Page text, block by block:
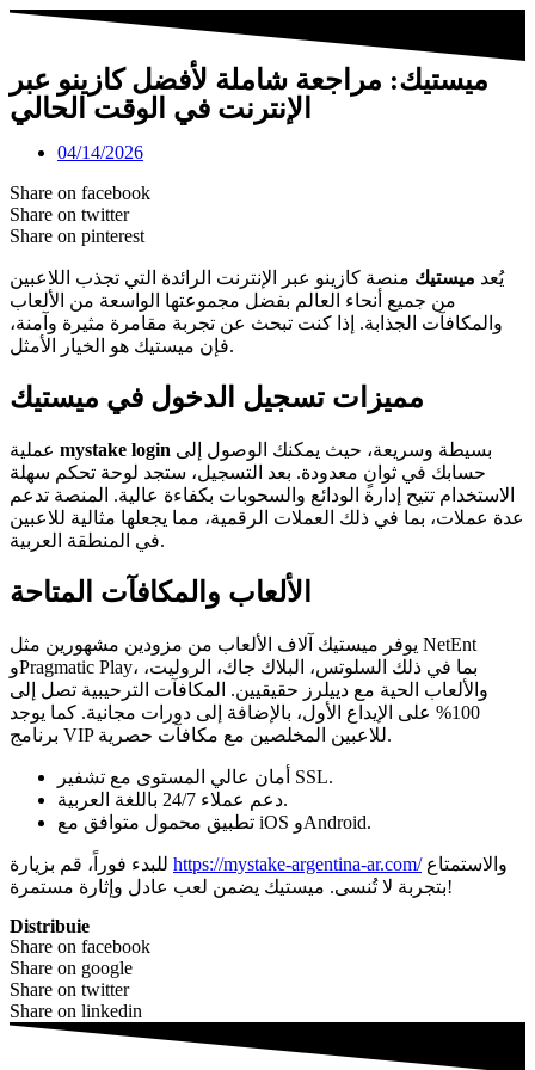
ميستيك: مراجعة شاملة لأفضل كازينو عبر
الإنترنت في الوقت الحالي
04/14/2026
Share on facebook
Share on twitter
Share on pinterest
يُعد ميستيك منصة كازينو عبر الإنترنت الرائدة التي تجذب اللاعبين
من جميع أنحاء العالم بفضل مجموعتها الواسعة من الألعاب
والمكافآت الجذابة. إذا كنت تبحث عن تجربة مقامرة مثيرة وآمنة،
فإن ميستيك هو الخيار الأمثل.
مميزات تسجيل الدخول في ميستيك
mystake login
حسابك في ثوانٍ معدودة. بعد التسجيل، ستجد لوحة تحكم سهلة
الاستخدام تتيح إدارة الودائع والسحوبات بكفاءة عالية. المنصة تدعم
عدة عملات، بما في ذلك العملات الرقمية، مما يجعلها مثالية للاعبين
في المنطقة العربية.
الألعاب والمكافآت المتاحة
يوفر ميستيك آلاف الألعاب من مزودين مشهورين مثل NetEnt
وPragmatic Play، بما في ذلك السلوتس، البلاك جاك، الروليت،
والألعاب الحية مع دييلرز حقيقيين. المكافآت الترحيبية تصل إلى
100% على الإيداع الأول، بالإضافة إلى دورات مجانية. كما يوجد
برنامج VIP للاعبين المخلصين مع مكافآت حصرية.
أمان عالي المستوى مع تشفير SSL.
دعم عملاء 24/7 باللغة العربية.
تطبيق محمول متوافق مع iOS وAndroid.
https://mystake-argentina-ar.com/والاستمتاع
بتجربة لا تُنسى. ميستيك يضمن لعب عادل وإثارة مستمرة!
Distribuie
Share on facebook
Share on google
Share on twitter
Share on linkedin